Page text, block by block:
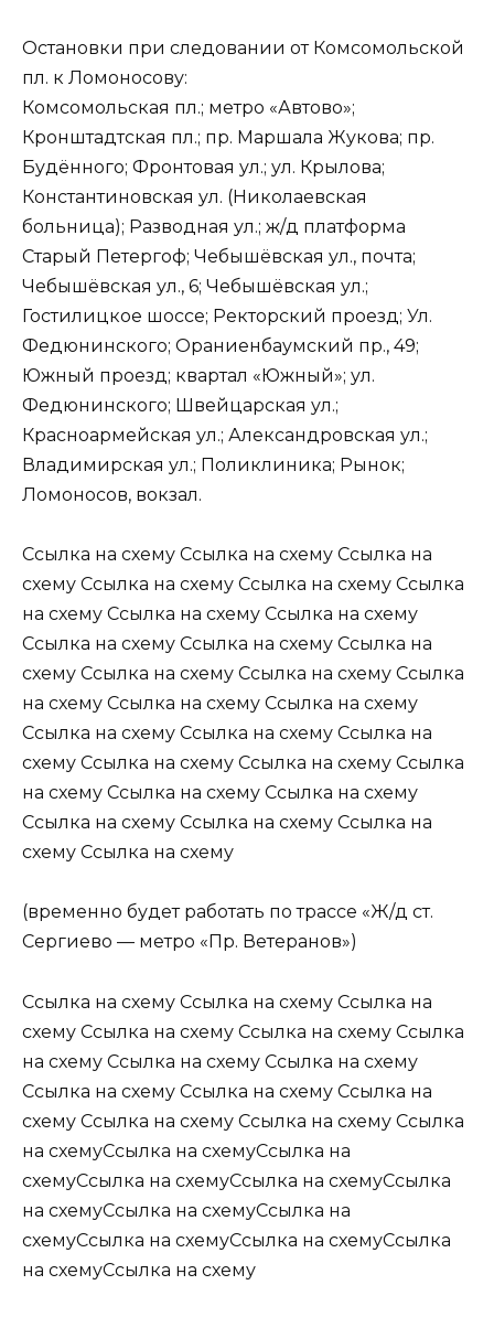
Остановки при следовании от Комсомольской
пл. к Ломоносову:
Комсомольская пл.; метро «Автово»;
Кронштадтская пл.; пр. Маршала Жукова; пр.
Будённого; Фронтовая ул.; ул. Крылова;
Константиновская ул. (Николаевская
больница); Разводная ул.; ж/д платформа
Старый Петергоф; Чебышёвская ул., почта;
Чебышёвская ул., 6; Чебышёвская ул.;
Гостилицкое шоссе; Ректорский проезд; Ул.
Федюнинского; Ораниенбаумский пр., 49;
Южный проезд; квартал «Южный»; ул.
Федюнинского; Швейцарская ул.;
Красноармейская ул.; Александровская ул.;
Владимирская ул.; Поликлиника; Рынок;
Ломоносов, вокзал.
Ссылка на схему Ссылка на схему Ссылка на
схему Ссылка на схему Ссылка на схему Ссылка
на схему Ссылка на схему Ссылка на схему
Ссылка на схему Ссылка на схему Ссылка на
схему Ссылка на схему Ссылка на схему Ссылка
на схему Ссылка на схему Ссылка на схему
Ссылка на схему Ссылка на схему Ссылка на
схему Ссылка на схему Ссылка на схему Ссылка
на схему Ссылка на схему Ссылка на схему
Ссылка на схему Ссылка на схему Ссылка на
схему Ссылка на схему
(временно будет работать по трассе «Ж/д ст.
Сергиево — метро «Пр. Ветеранов»)
Ссылка на схему Ссылка на схему Ссылка на
схему Ссылка на схему Ссылка на схему Ссылка
на схему Ссылка на схему Ссылка на схему
Ссылка на схему Ссылка на схему Ссылка на
схему Ссылка на схему Ссылка на схему Ссылка
на схемуСсылка на схемуСсылка на
схемуСсылка на схемуСсылка на схемуСсылка
на схемуСсылка на схемуСсылка на
схемуСсылка на схемуСсылка на схемуСсылка
на схемуСсылка на схему